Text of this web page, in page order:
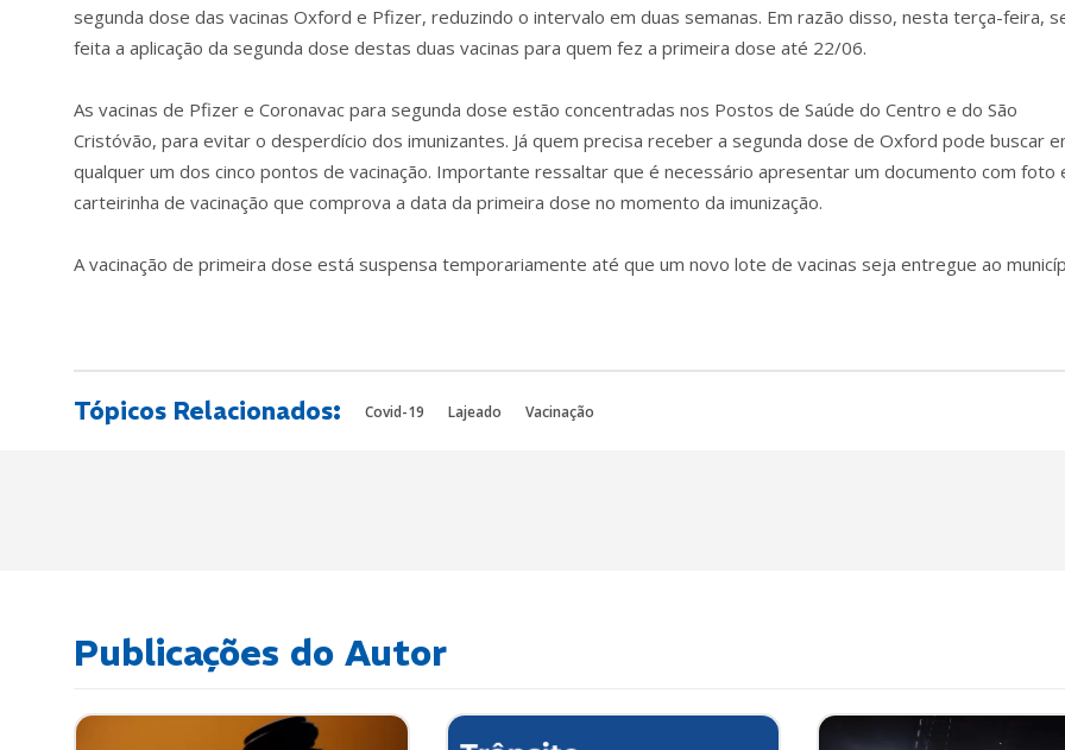
segunda dose das vacinas Oxford e Pfizer, reduzindo o intervalo em duas semanas. Em razão disso, nesta terça-feira,
feita a aplicação da segunda dose destas duas vacinas para quem fez a primeira dose até 22/06.
As vacinas de Pfizer e Coronavac para segunda dose estão concentradas nos Postos de Saúde do Centro e do São
Cristóvão, para evitar o desperdício dos imunizantes. Já quem precisa receber a segunda dose de Oxford pode buscar
qualquer um dos cinco pontos de vacinação. Importante ressaltar que é necessário apresentar um documento com foto
carteirinha de vacinação que comprova a data da primeira dose no momento da imunização.
A vacinação de primeira dose está suspensa temporariamente até que um novo lote de vacinas seja entregue ao
Tópicos Relacionados: Covid-19 Lajeado Vacinação
Publicações do Autor